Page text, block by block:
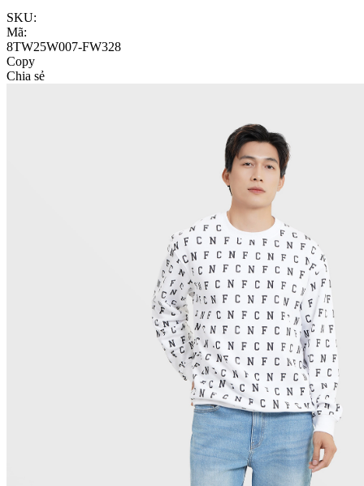
SKU:
Mã:
8TW25W007-FW328
Copy
Chia sẻ